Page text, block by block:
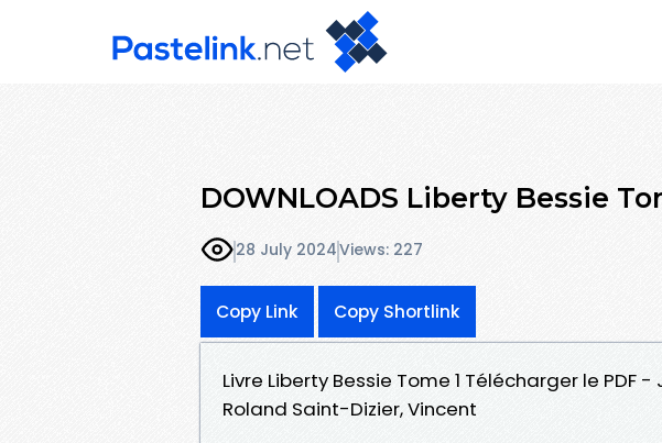
DOWNLOADS Liberty Bessie
28 July 2024Views: 227
Copy Link Copy Shortlink
Livre Liberty Bessie Tome 1 Télécharger le PDF
Roland Saint-Dizier, Vincent